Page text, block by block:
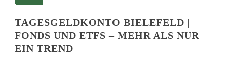
TAGESGELDKONTO BIELEFELD |
FONDS UND ETFS – MEHR ALS NUR
EIN TREND